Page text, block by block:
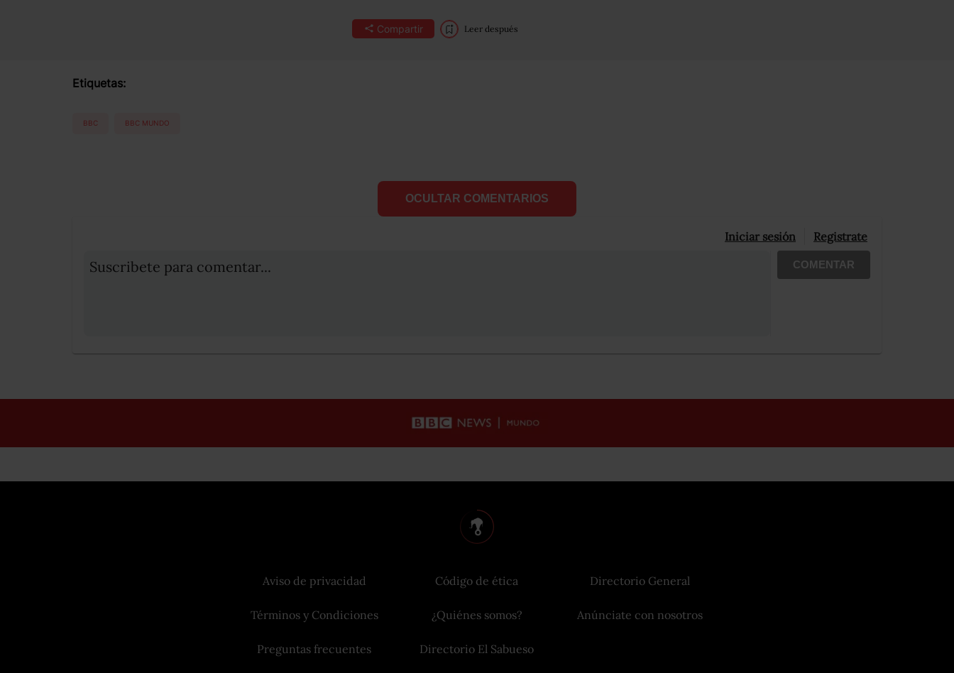
Compartir Leer después
Etiquetas:
BBC BBC MUNDO
OCULTAR COMENTARIOS
Iniciar sesión Registrate
Suscribete para comentar... COMENTAR
Aviso de privacidad
Términos y Condiciones
Preguntas frecuentes
Código de ética
¿Quiénes somos?
Directorio El Sabueso
Directorio General
Anúnciate con nosotros